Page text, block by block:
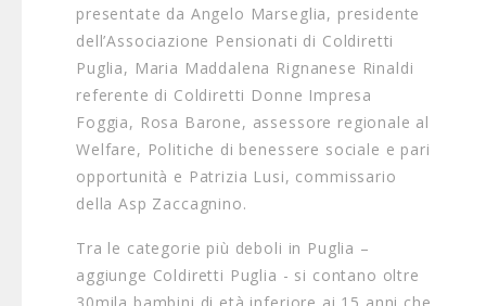
presentate da Angelo Marseglia, presidente
dell’Associazione Pensionati di Coldiretti
Puglia, Maria Maddalena Rignanese Rinaldi
referente di Coldiretti Donne Impresa
Foggia, Rosa Barone, assessore regionale al
Welfare, Politiche di benessere sociale e pari
opportunità e Patrizia Lusi, commissario
della Asp Zaccagnino.
Tra le categorie più deboli in Puglia –
aggiunge Coldiretti Puglia - si contano oltre